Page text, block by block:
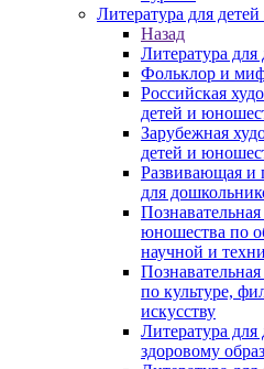
Литература для
Назад
Литература
Фольклор и
Российская
детей и
Зарубежная
детей и
Развивающая и
для
юношества по
научной и
по культуре,
искусству
Литература
здоровому